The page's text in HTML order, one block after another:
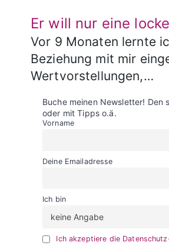
Er will nur eine
Vor 9 Monaten lernte
Beziehung mit mir
Wertvorstellungen,…
Buche meinen Newsletter! Den
oder mit Tipps o.ä.
Vorname
Deine Emailadresse
Ich bin
Ich akzeptiere die